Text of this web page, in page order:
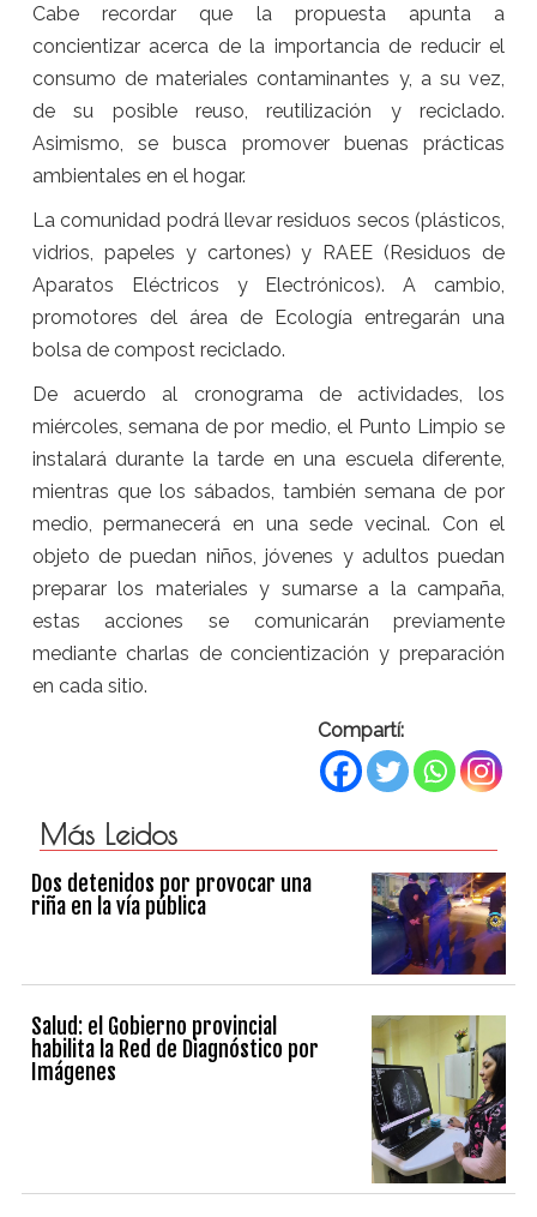
Cabe recordar que la propuesta apunta a
concientizar acerca de la importancia de reducir el
consumo de materiales contaminantes y, a su vez,
de su posible reuso, reutilización y reciclado.
Asimismo, se busca promover buenas prácticas
ambientales en el hogar.
La comunidad podrá llevar residuos secos (plásticos,
vidrios, papeles y cartones) y RAEE (Residuos de
Aparatos Eléctricos y Electrónicos). A cambio,
promotores del área de Ecología entregarán una
bolsa de compost reciclado.
De acuerdo al cronograma de actividades, los
miércoles, semana de por medio, el Punto Limpio se
instalará durante la tarde en una escuela diferente,
mientras que los sábados, también semana de por
medio, permanecerá en una sede vecinal. Con el
objeto de puedan niños, jóvenes y adultos puedan
preparar los materiales y sumarse a la campaña,
estas acciones se comunicarán previamente
mediante charlas de concientización y preparación
en cada sitio.
Compartí:
Más Leidos
Dos detenidos por provocar una
riña en la vía pública
Salud: el Gobierno provincial
habilita la Red de Diagnóstico por
Imágenes